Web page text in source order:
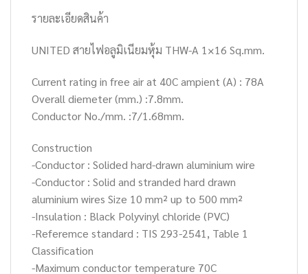
รายละเอียดสินค้า
UNITED สายไฟอลูมิเนียมหุ้ม THW-A 1×16 Sq.mm.
Current rating in free air at 40C ampient (A) : 78A
Overall diemeter (mm.) :7.8mm.
Conductor No./mm. :7/1.68mm.
Construction
-Conductor : Solided hard-drawn aluminium wire
-Conductor : Solid and stranded hard drawn
aluminium wires Size 10 mm² up to 500 mm²
-Insulation : Black Polyvinyl chloride (PVC)
-Referemce standard : TIS 293-2541, Table 1
Classification
-Maximum conductor temperature 70C